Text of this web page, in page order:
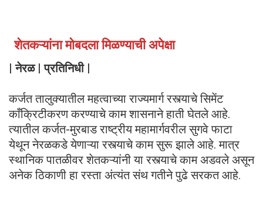
शेतकऱ्यांना मोबदला मिळण्याची अपेक्षा
| नेरळ | प्रतिनिधी |
कर्जत तालुक्यातील महत्वाच्या राज्यमार्ग रस्त्याचे सिमेंट
काँक्रिटीकरण करण्याचे काम शासनाने हाती घेतले आहे.
त्यातील कर्जत-मुरबाड राष्ट्रीय महामार्गवरील सुगवे फाटा
येथून नेरळकडे येणाऱ्या रस्त्याचे काम सुरू झाले आहे. मात्र
स्थानिक पातळीवर शेतकऱ्यांनी या रस्त्याचे काम अडवले असून
अनेक ठिकाणी हा रस्ता अंत्यंत संथ गतीने पुढे सरकत आहे.